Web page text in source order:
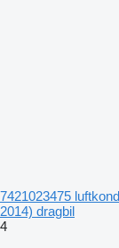
7421023475
2014) dragbil
4